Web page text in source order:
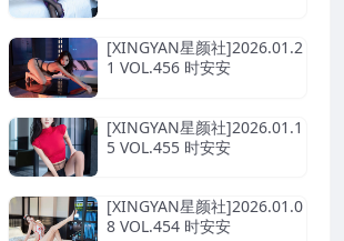
[XINGYAN星颜社]2026.01.2
1 VOL.456 时安安
[XINGYAN星颜社]2026.01.1
5 VOL.455 时安安
[XINGYAN星颜社]2026.01.0
8 VOL.454 时安安